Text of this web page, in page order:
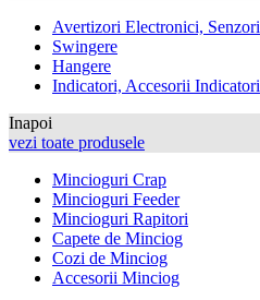
Avertizori Electronici, Senzori
Swingere
Hangere
Indicatori, Accesorii Indicatori
Inapoi
vezi toate produsele
Mincioguri Crap
Mincioguri Feeder
Mincioguri Rapitori
Capete de Minciog
Cozi de Minciog
Accesorii Minciog